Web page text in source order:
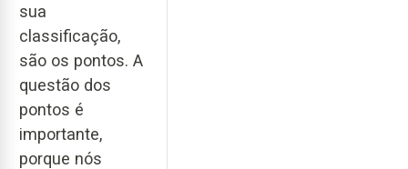
sua
classificação,
são os pontos. A
questão dos
pontos é
importante,
porque nós